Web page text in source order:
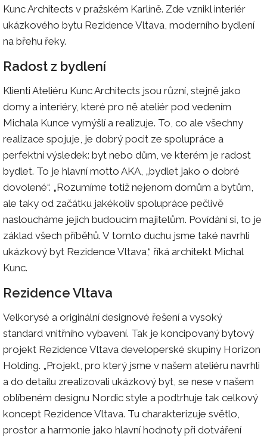
Kunc Architects v pražském Karlíně. Zde vznikl interiér
ukázkového bytu Rezidence Vltava, moderního bydlení
na břehu řeky.
Radost z bydlení
Klienti Ateliéru Kunc Architects jsou různí, stejně jako
domy a interiéry, které pro ně ateliér pod vedením
Michala Kunce vymýšlí a realizuje. To, co ale všechny
realizace spojuje, je dobrý pocit ze spolupráce a
perfektní výsledek: byt nebo dům, ve kterém je radost
bydlet. To je hlavní motto AKA, „bydlet jako o dobré
dovolené“. „Rozumíme totiž nejenom domům a bytům,
ale taky od začátku jakékoliv spolupráce pečlivě
nasloucháme jejich budoucím majitelům. Povídání si, to je
základ všech příběhů. V tomto duchu jsme také navrhli
ukázkový byt Rezidence Vltava,“ říká architekt Michal
Kunc.
Rezidence Vltava
Velkorysé a originální designové řešení a vysoký
standard vnitřního vybavení. Tak je koncipovaný bytový
projekt Rezidence Vltava developerské skupiny Horizon
Holding. „Projekt, pro který jsme v našem ateliéru navrhli
a do detailu zrealizovali ukázkový byt, se nese v našem
oblíbeném designu Nordic style a podtrhuje tak celkový
koncept Rezidence Vltava. Tu charakterizuje světlo,
prostor a harmonie jako hlavní hodnoty při dotváření